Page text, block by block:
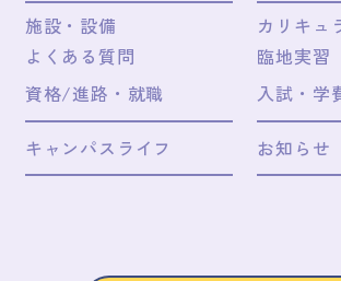
施設・設備
よくある質問
カリキュ
臨地実習
資格/進路・就職
入試・学
キャンパスライフ お知らせ